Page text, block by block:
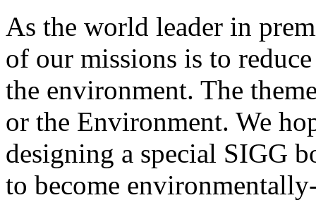
As the world leader in
of our missions is to
the environment. The
or the Environment. We
designing a special SIGG
to become